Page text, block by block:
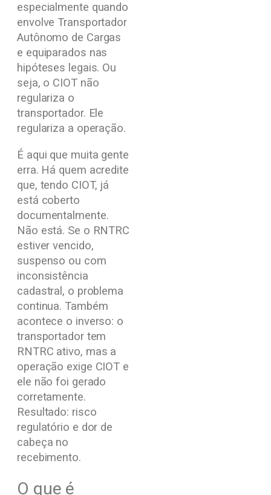
especialmente quando
envolve Transportador
Autônomo de Cargas
e equiparados nas
hipóteses legais. Ou
seja, o CIOT não
regulariza o
transportador. Ele
regulariza a operação.
É aqui que muita gente
erra. Há quem acredite
que, tendo CIOT, já
está coberto
documentalmente.
Não está. Se o RNTRC
estiver vencido,
suspenso ou com
inconsistência
cadastral, o problema
continua. Também
acontece o inverso: o
transportador tem
RNTRC ativo, mas a
operação exige CIOT e
ele não foi gerado
corretamente.
Resultado: risco
regulatório e dor de
cabeça no
recebimento.
O que é